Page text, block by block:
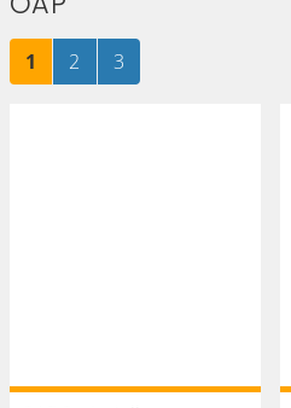
Page
1 sur 3Page
2 sur 3Page
3sur 3